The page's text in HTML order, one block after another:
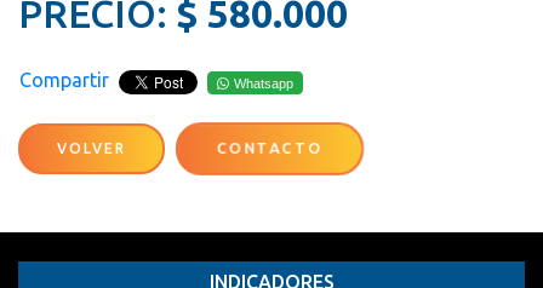
PRECIO: $ 580.000
Compartir Whatsapp
VOLVER CONTACTO
INDICADORES